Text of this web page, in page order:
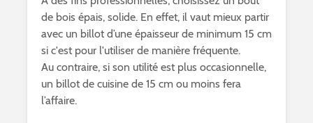
de bois épais, solide. En effet, il vaut mieux partir
avec un billot d’une épaisseur de minimum 15 cm
si c'est pour l'utiliser de manière fréquente.
Au contraire, si son utilité est plus occasionnelle,
un billot de cuisine de 15 cm ou moins fera
l’affaire.